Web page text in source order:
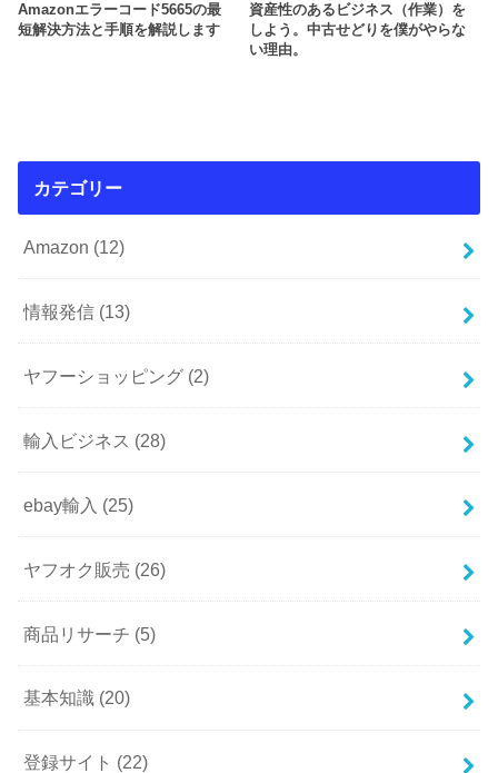
Amazonエラーコード5665の最
短解決方法と手順を解説します
資産性のあるビジネス（作業）を
しよう。中古せどりを僕がやらな
い理由。
カテゴリー
Amazon (12)
情報発信 (13)
ヤフーショッピング (2)
輸入ビジネス (28)
ebay輸入 (25)
ヤフオク販売 (26)
商品リサーチ (5)
基本知識 (20)
登録サイト (22)